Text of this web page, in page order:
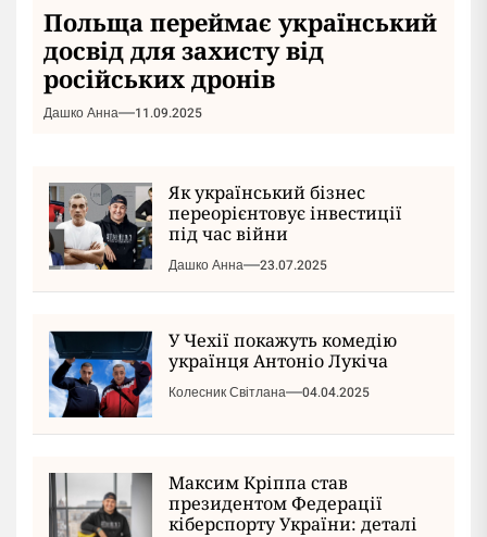
Польща переймає український
досвід для захисту від
російських дронів
Дашко Анна 11.09.2025
Як український бізнес
переорієнтовує інвестиції
під час війни
Дашко Анна 23.07.2025
У Чехії покажуть комедію
українця Антоніо Лукіча
Колесник Світлана 04.04.2025
Максим Кріппа став
президентом Федерації
кіберспорту України: деталі